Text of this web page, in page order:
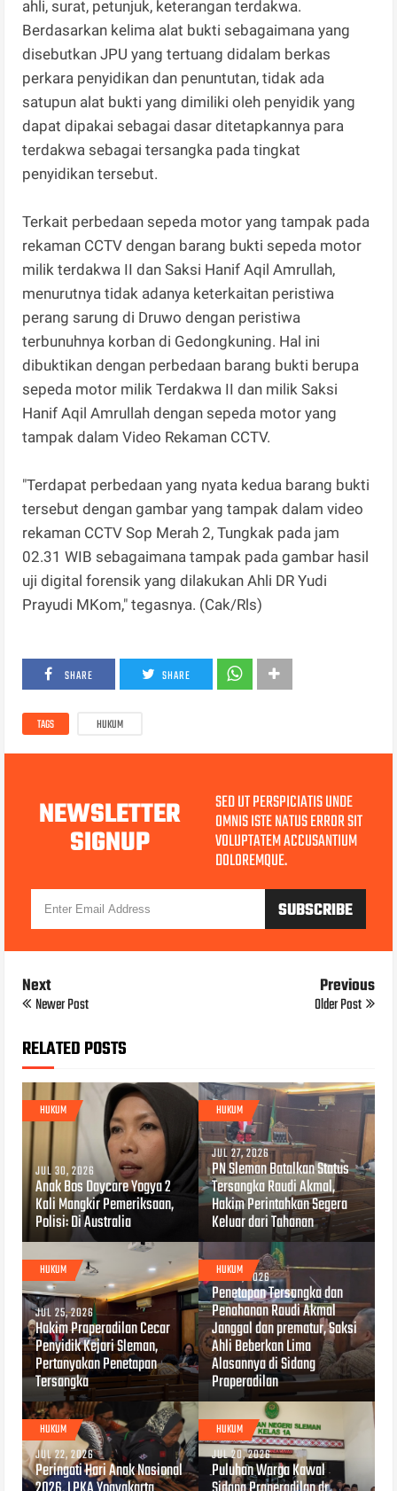
ahli, surat, petunjuk, keterangan terdakwa.
Berdasarkan kelima alat bukti sebagaimana yang
disebutkan JPU yang tertuang didalam berkas
perkara penyidikan dan penuntutan, tidak ada
satupun alat bukti yang dimiliki oleh penyidik yang
dapat dipakai sebagai dasar ditetapkannya para
terdakwa sebagai tersangka pada tingkat
penyidikan tersebut.
Terkait perbedaan sepeda motor yang tampak pada
rekaman CCTV dengan barang bukti sepeda motor
milik terdakwa II dan Saksi Hanif Aqil Amrullah,
menurutnya tidak adanya keterkaitan peristiwa
perang sarung di Druwo dengan peristiwa
terbunuhnya korban di Gedongkuning. Hal ini
dibuktikan dengan perbedaan barang bukti berupa
sepeda motor milik Terdakwa II dan milik Saksi
Hanif Aqil Amrullah dengan sepeda motor yang
tampak dalam Video Rekaman CCTV.
"Terdapat perbedaan yang nyata kedua barang bukti
tersebut dengan gambar yang tampak dalam video
rekaman CCTV Sop Merah 2, Tungkak pada jam
02.31 WIB sebagaimana tampak pada gambar hasil
uji digital forensik yang dilakukan Ahli DR Yudi
Prayudi MKom," tegasnya. (Cak/Rls)
SHARE SHARE
TAGS HUKUM
NEWSLETTER
SIGNUP
SED UT PERSPICIATIS UNDE
OMNIS ISTE NATUS ERROR SIT
VOLUPTATEM ACCUSANTIUM
DOLOREMQUE.
Next
Newer Post
Previous
Older Post
RELATED POSTS
HUKUM
JUL 30, 2026
Anak Bos Daycare Yogya 2
Kali Mangkir Pemeriksaan,
Polisi: Di Australia
HUKUM
JUL 27, 2026
PN Sleman Batalkan Status
Tersangka Raudi Akmal,
Hakim Perintahkan Segera
Keluar dari Tahanan
HUKUM
JUL 25, 2026
Hakim Praperadilan Cecar
Penyidik Kejari Sleman,
Pertanyakan Penetapan
Tersangka
HUKUM
JUL 22, 2026
Penetapan Tersangka dan
Penahanan Raudi Akmal
Janggal dan prematur, Saksi
Ahli Beberkan Lima
Alasannya di Sidang
Praperadilan
HUKUM
JUL 22, 2026
Peringati Hari Anak Nasional
HUKUM
JUL 20, 2026
Puluhan Warga Kawal